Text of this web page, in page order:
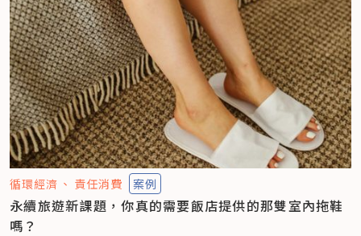
循環經濟 責任消費 案例
永續旅遊新課題，你真的需要飯店提供的那雙室內拖鞋
嗎？